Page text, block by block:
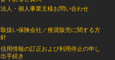
法人・個人事業主様お問い合わせ
取扱い保険会社／推奨販売に関する方
針
信用情報の訂正および利用停止の申し
出手続き